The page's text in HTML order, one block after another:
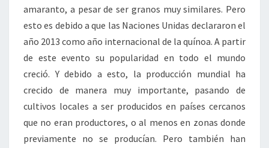
amaranto, a pesar de ser granos muy similares. Pero
esto es debido a que las Naciones Unidas declararon el
año 2013 como año internacional de la quínoa. A partir
de este evento su popularidad en todo el mundo
creció. Y debido a esto, la producción mundial ha
crecido de manera muy importante, pasando de
cultivos locales a ser producidos en países cercanos
que no eran productores, o al menos en zonas donde
previamente no se producían. Pero también han